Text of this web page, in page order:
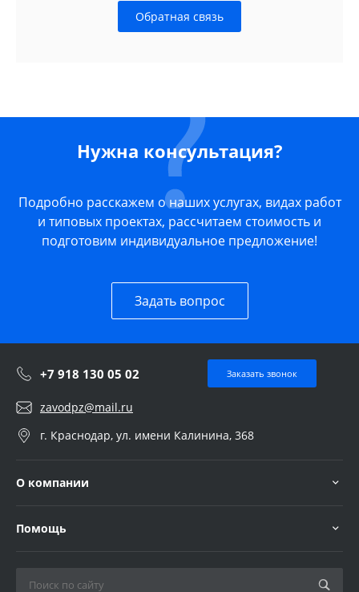
Обратная связь
Нужна консультация?
Подробно расскажем о наших услугах, видах работ
и типовых проектах, рассчитаем стоимость и
подготовим индивидуальное предложение!
Задать вопрос
+7 918 130 05 02 Заказать звонок
zavodpz@mail.ru
г. Краснодар, ул. имени Калинина, 368
О компании
Помощь